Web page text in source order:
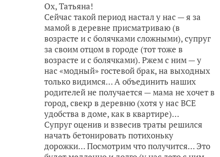
Ох, Татьяна!
Сейчас такой период настал у нас — я за
мамой в деревне присматриваю (в
возрасте и с болячками сложными), супруг
за своим отцом в городе (тот тоже в
возрасте и с болячками). Ржем с ним — у
нас «модный» гостевой брак, на выходных
только видимся… А объединить наших
родителей не получается — мама не хочет в
город, свекр в деревню (хотя у нас ВСЕ
удобства в доме, как в квартире)…
Супруг оценив и взвесив траты решился
начать бетонировать потихоньку
дорожки… Посмотрим что получится… Это